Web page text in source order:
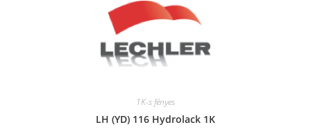
1K-s fényes
LH (YD) 116 Hydrolack 1K